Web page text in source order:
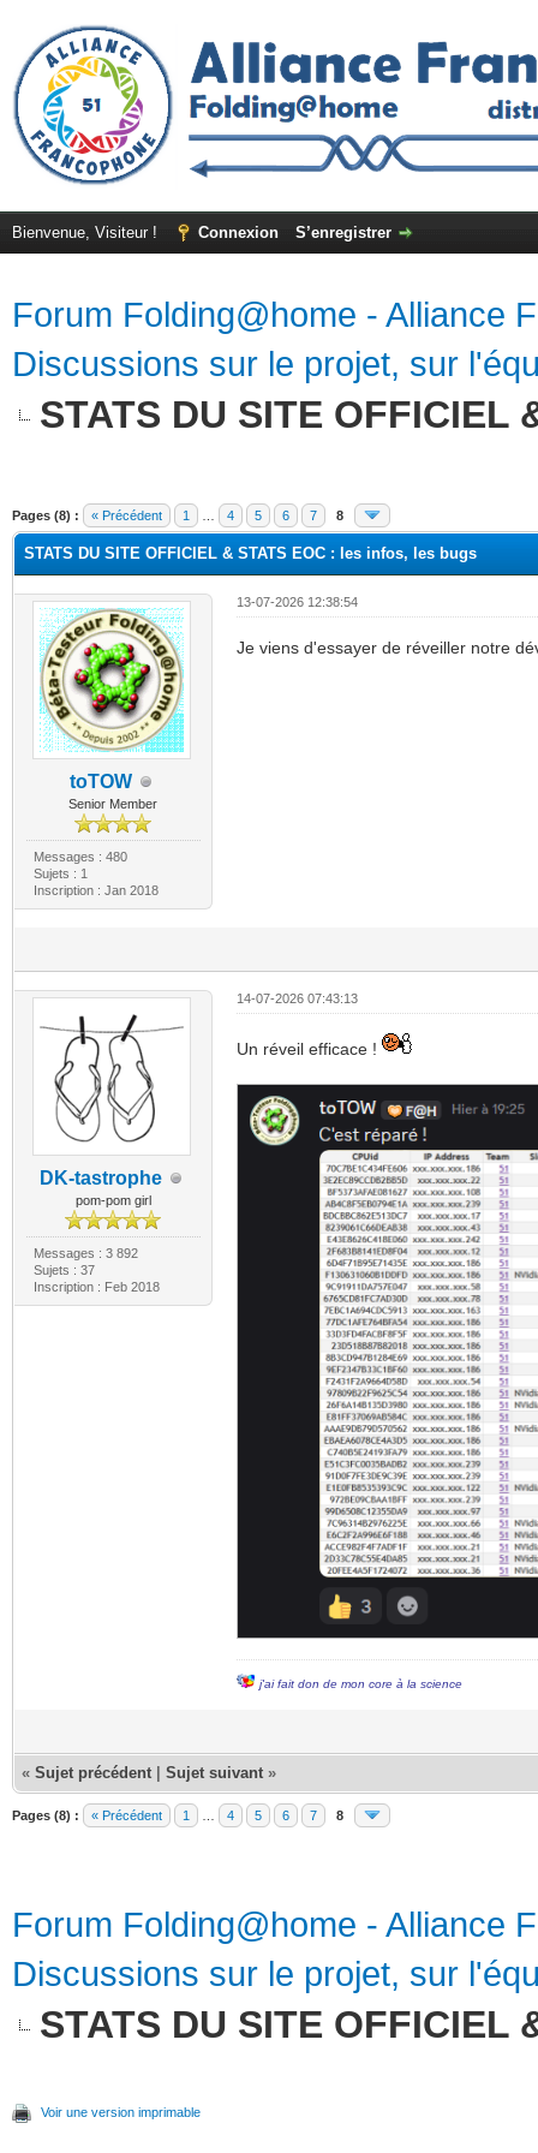
Bienvenue, Visiteur ! Connexion S’enregistrer
Forum Folding@home - Alliance
Discussions sur le projet, sur
STATS DU SITE
Pages (8) : « Précédent 1 4 5 6 7 8
STATS DU SITE OFFICIEL & STATS EOC : les infos, les bugs
toTOW
Senior Member
Messages : 480
Sujets : 1
Inscription : Jan 2018
13-07-2026 12:38:54
Je viens d'essayer de réveiller notre
DK-tastrophe
pom-pom girl
Messages : 3 892
Sujets : 37
Inscription : Feb 2018
14-07-2026 07:43:13
Un réveil efficace !
j'ai fait don de mon core à la science
« Sujet précédent Sujet suivant »
Pages (8) : « Précédent 1 4 5 6 7 8
Forum Folding@home - Alliance
Discussions sur le projet, sur
STATS DU SITE
Voir une version imprimable